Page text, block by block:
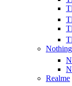
Realme